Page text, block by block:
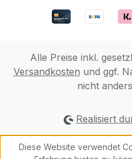
Alle Preise inkl.
Versandkosten und ggf.
nicht
Realisiert
Diese Website verwendet